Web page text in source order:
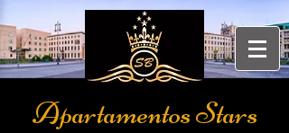
Apartamentos Stars